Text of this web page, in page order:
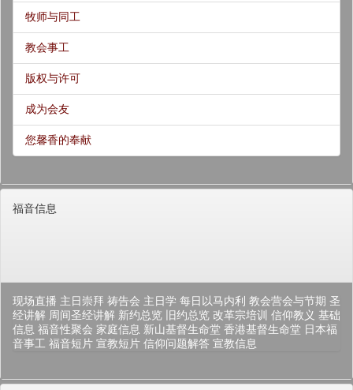
牧师与同工
教会事工
版权与许可
成为会友
您馨香的奉献
福音信息
现场直播 主日崇拜 祷告会 主日学 每日以马内利 教会营会与节期 圣
经讲解 周间圣经讲解 新约总览 旧约总览 改革宗培训 信仰教义 基础
信息 福音性聚会 家庭信息 新山基督生命堂 香港基督生命堂 日本福
音事工 福音短片 宣教短片 信仰问题解答 宣教信息